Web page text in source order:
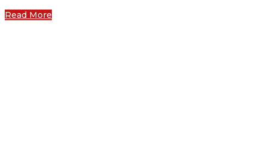
Read More